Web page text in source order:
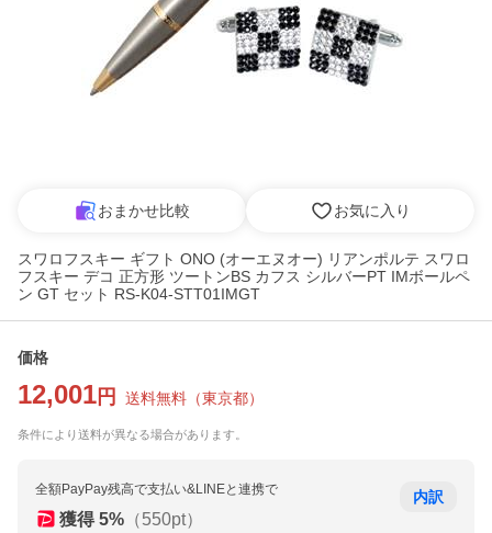
おまかせ比較 お気に入り
スワロフスキー ギフト ONO (オーエヌオー) リアンポルテ スワロ
フスキー デコ 正方形 ツートンBS カフス シルバーPT IMボールペ
ン GT セット RS-K04-STT01IMGT
価格
12,001 円 送料無料 （東京都）
条件により送料が異なる場合があります。
全額PayPay残高で支払い&LINEと連携で
獲得 5% （550pt）
内訳